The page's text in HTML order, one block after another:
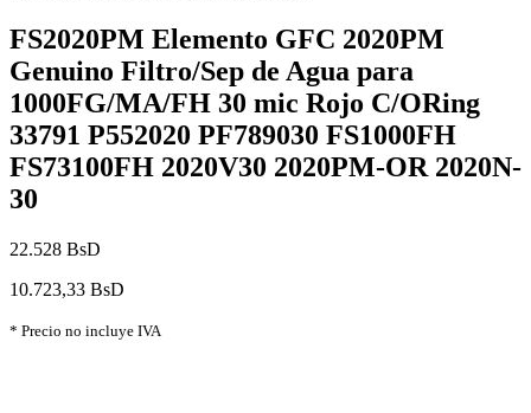
FS2020PM Elemento GFC 2020PM
Genuino Filtro/Sep de Agua para
1000FG/MA/FH 30 mic Rojo C/ORing
33791 P552020 PF789030 FS1000FH
FS73100FH 2020V30 2020PM-OR 2020N-
30
22.528 BsD
10.723,33 BsD
* Precio no incluye IVA